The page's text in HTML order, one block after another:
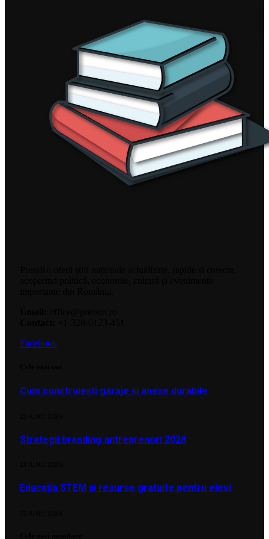
Facebook
Cum construiești garaje și anexe durabile
Strategii branding antreprenori 2026
Educația STEM și resurse gratuite pentru elevi